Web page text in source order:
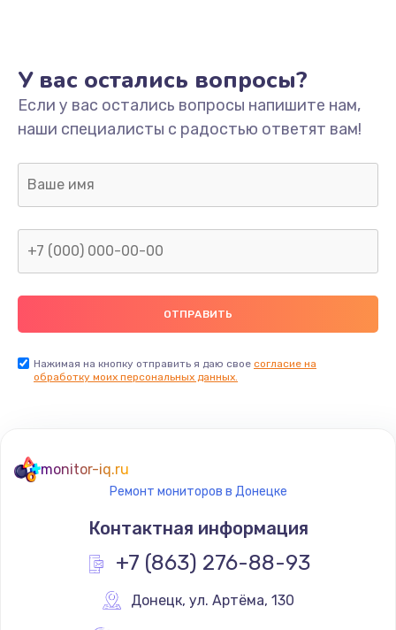
Заказать
Не включается
Нет звука
Не видит флешку
400 руб.
Заказать
Не сопряжается с устройством
900 руб.
Заказать
У вас остались вопросы?
Если у вас остались вопросы напишите нам,
наши специалисты с радостью ответят вам!
Нажимая на кнопку отправить я даю свое согласие на
обработку моих персональных данных.
monitor-iq.ru
Ремонт мониторов в Донецке
Контактная информация
+7 (863) 276-88-93
Донецк, ул. Артёма, 130